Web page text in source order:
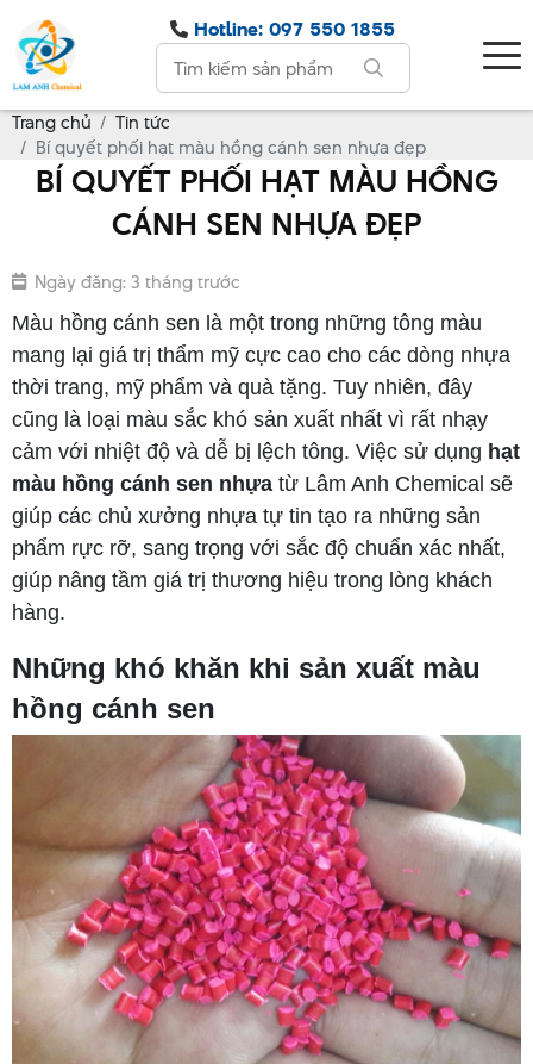
Hotline: 097 550 1855
Trang chủ
Tin tức
Bí quyết phối hạt màu hồng cánh sen nhựa đẹp
BÍ QUYẾT PHỐI HẠT MÀU HỒNG
CÁNH SEN NHỰA ĐẸP
Ngày đăng: 3 tháng trước
Màu hồng cánh sen là một trong những tông màu
mang lại giá trị thẩm mỹ cực cao cho các dòng nhựa
thời trang, mỹ phẩm và quà tặng. Tuy nhiên, đây
cũng là loại màu sắc khó sản xuất nhất vì rất nhạy
cảm với nhiệt độ và dễ bị lệch tông. Việc sử dụng hạt
màu hồng cánh sen nhựa từ Lâm Anh Chemical sẽ
giúp các chủ xưởng nhựa tự tin tạo ra những sản
phẩm rực rỡ, sang trọng với sắc độ chuẩn xác nhất,
giúp nâng tầm giá trị thương hiệu trong lòng khách
hàng.
Những khó khăn khi sản xuất màu
hồng cánh sen